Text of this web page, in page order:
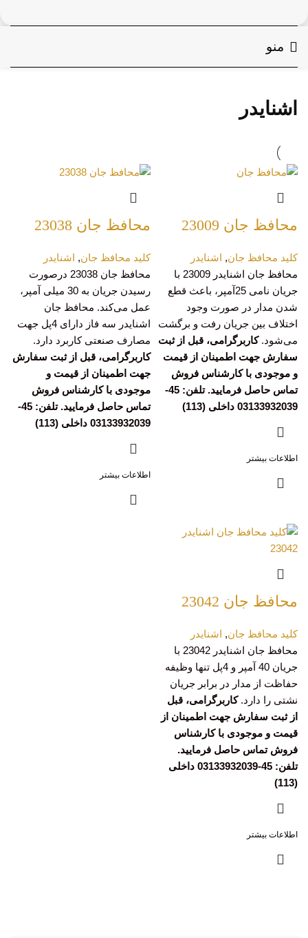
منو
اشنایدر
محافظ جان 23009
کلید محافظ جان, اشنایدر
محافظ جان اشنایدر 23009 با
جریان نامی 25آمپر، باعث قطع
شدن مدار در صورت وجود
اختلاف بین جریان رفت و برگشت
می‌شود.کاربرگرامی، قبل از ثبت
سفارش جهت اطمینان از قیمت
و موجودی با کارشناس فروش
تماس حاصل فرمایید. تلفن: 45-
03133932039 داخلی (113)
اطلاعات بیشتر
محافظ جان 23038
کلید محافظ جان, اشنایدر
محافظ جان 23038 درصورت
رسیدن جریان به 30 میلی آمپر،
عمل می­‌کند. محافظ جان
اشنایدر سه فاز دارای 4پل جهت
مصارف صنعتی کاربرد دارد.
کاربرگرامی، قبل از ثبت سفارش
جهت اطمینان از قیمت و
موجودی با کارشناس فروش
تماس حاصل فرمایید. تلفن: 45-
03133932039 داخلی (113)
اطلاعات بیشتر
محافظ جان 23042
کلید محافظ جان, اشنایدر
محافظ جان اشنایدر 23042 با
جریان 40 آمپر و 4پل تنها وظیفه
حفاظت از مدار در برابر جریان
نشتی را دارد.کاربرگرامی، قبل
از ثبت سفارش جهت اطمینان از
قیمت و موجودی با کارشناس
فروش تماس حاصل فرمایید.
تلفن: 45-03133932039 داخلی
(113)
اطلاعات بیشتر